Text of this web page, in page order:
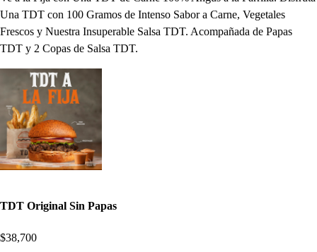
Una TDT con 100 Gramos de Intenso Sabor a Carne, Vegetales
Frescos y Nuestra Insuperable Salsa TDT. Acompañada de Papas
TDT y 2 Copas de Salsa TDT.
TDT Original Sin Papas
$38,700